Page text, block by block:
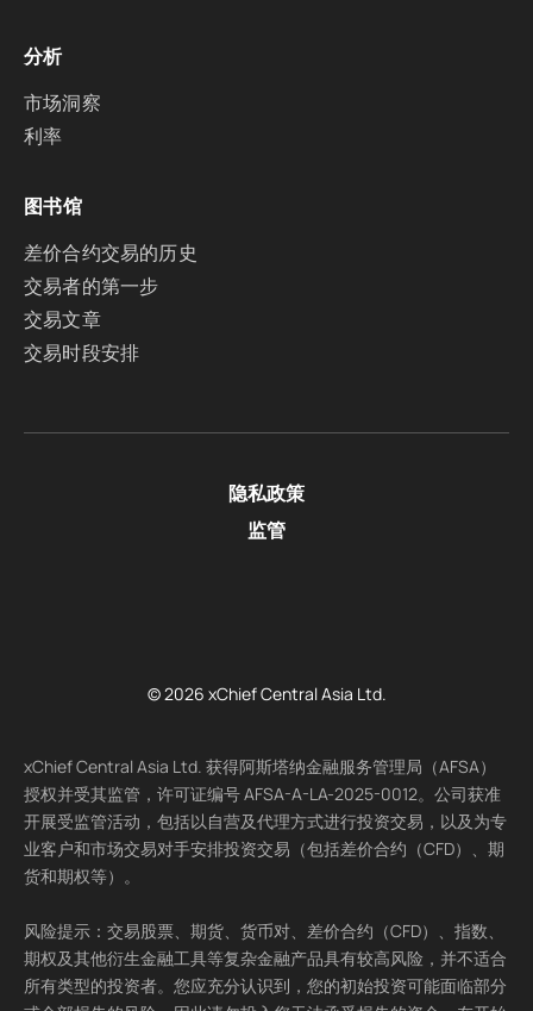
分析
市场洞察
利率
图书馆
差价合约交易的历史
交易者的第一步
交易文章
交易时段安排
隐私政策
监管
© 2026 xChief Central Asia Ltd.
xChief Central Asia Ltd. 获得阿斯塔纳金融服务管理局（AFSA）
授权并受其监管，许可证编号 AFSA-A-LA-2025-0012。公司获准
开展受监管活动，包括以自营及代理方式进行投资交易，以及为专
业客户和市场交易对手安排投资交易（包括差价合约（CFD）、期
货和期权等）。
风险提示：交易股票、期货、货币对、差价合约（CFD）、指数、
期权及其他衍生金融工具等复杂金融产品具有较高风险，并不适合
所有类型的投资者。您应充分认识到，您的初始投资可能面临部分